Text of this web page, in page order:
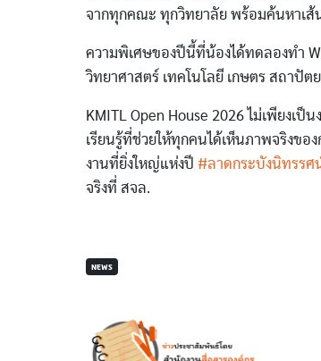
จากทุกคณะ ทุกวิทยาลัย พร้อมค้นหาเส้
ความพิเศษของปีนี้ที่น้องได้ทดลองทำ
วิทยาศาสตร์ เทคโนโลยี เกษตร สถาปัต
KMITL Open House 2026 ไม่เพียงเ
เรียนรู้ที่ช่วยให้ทุกคนได้เห็นภาพจริงขอ
งานที่ยิ่งใหญ่แห่งปี#ลาดกระบังนิทรรศ
จริงที่ สจล.
NEWS